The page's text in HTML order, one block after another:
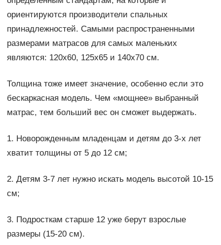
ориентируются производители спальных
принадлежностей. Самыми распространенными
размерами матрасов для самых маленьких
являются: 120х60, 125х65 и 140х70 см.
Толщина тоже имеет значение, особенно если это
бескаркасная модель. Чем «мощнее» выбранный
матрас, тем больший вес он сможет выдержать.
1. Новорожденным младенцам и детям до 3-х лет
хватит толщины от 5 до 12 см;
2. Детям 3-7 лет нужно искать модель высотой 10-15
см;
3. Подросткам старше 12 уже берут взрослые
размеры (15-20 см).